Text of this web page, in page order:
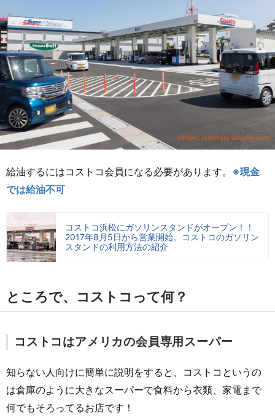
給油するにはコストコ会員になる必要があります。 ※現金
では給油不可
コストコ浜松にガソリンスタンドがオープン！！
2017年8月5日から営業開始。コストコのガソリン
スタンドの利用方法の紹介
ところで、コストコって何？
コストコはアメリカの会員専用スーパー
知らない人向けに簡単に説明をすると、コストコというの
は倉庫のように大きなスーパーで食料から衣類、家電まで
何でもそろってるお店です！